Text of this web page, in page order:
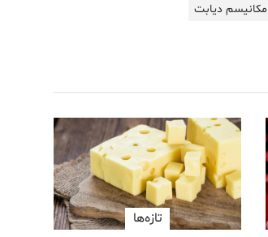
مکانیسم دیابت
تازه‌ها